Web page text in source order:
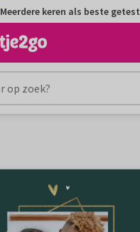
Meerdere keren als beste getest